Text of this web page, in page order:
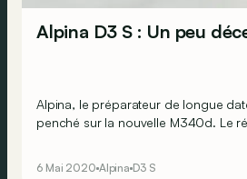
Alpina D3 S : Un peu
Alpina, le préparateur de longue
penché sur la nouvelle M340d. Le
6 Mai 2020 Alpina D3 S